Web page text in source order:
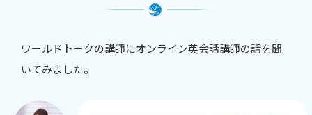
ワールドトークの講師にオンライン英会話講師の話を聞
いてみました。